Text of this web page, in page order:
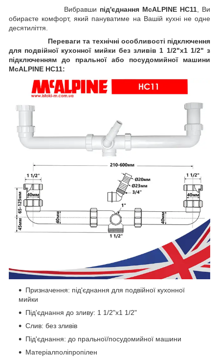
Вибравши під'єднання McALPINE HC11 , Ви
обираєте комфорт, який пануватиме на Вашій кухні не одне
десятиліття.
Переваги та технічні особливості підключення
для подвійної кухонної мийки без зливів 1 1/2"х1 1/2" з
підключенням до пральної або посудомийної машини
McALPINE HC11:
Призначення: під'єднання для подвійної кухонної
мийки
Під'єднання до зливу: 1 1/2"х1 1/2"
Слив: без зливів
Під'єднання: до пральної/посудомийної машини
Матеріалполіпропілен